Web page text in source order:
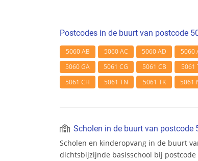
Postcodes in de buurt van postcode
5060 AB 5060 AC 5060 AD 5060
5060 GA
5061 CG 5061 CB 5061
5061 CH
5061 TN 5061 TK 5061
Scholen in de buurt van postcode
Scholen en kinderopvang in de buurt
dichtsbijzijnde basisschool bij postcode